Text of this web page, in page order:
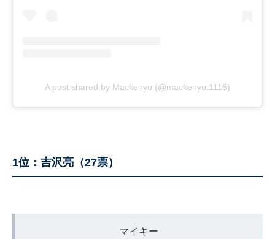
A post shared by Mackenyu (@mackenyu.1116)
1位：吉沢亮（27票）
マイキー